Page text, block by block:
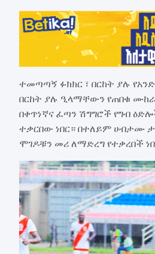
ተመጣጣኝ ፉክክር ፣ በርከት ያሉ
በርከት ያሉ ዒላማቸውን የጠበቁ
በቀጥነኛና ፈጣን ሽግግሮች የግብ
ተቃርበው ነበር። በተለይም ሀብታሙ
ሞገዶቹን መሪ ለማድረግ የተቃረበች